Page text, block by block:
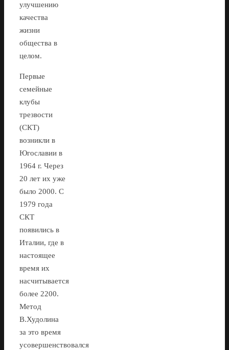
улучшению
качества
жизни
общества в
целом.
Первые
семейные
клубы
трезвости
(СКТ)
возникли в
Югославии в
1964 г. Через
20 лет их уже
было 2000. С
1979 года
СКТ
появились в
Италии, где в
настоящее
время их
насчитывается
более 2200.
Метод
В.Худолина
за это время
усовершенствовался